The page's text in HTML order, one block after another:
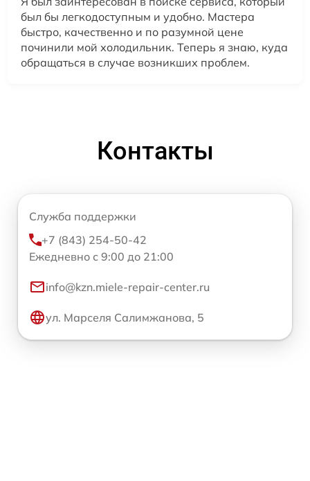
был бы легкодоступным и удобно. Мастера
быстро, качественно и по разумной цене
починили мой холодильник. Теперь я знаю, куда
обращаться в случае возникших проблем.
Контакты
Служба поддержки
+7 (843) 254-50-42
Ежедневно с 9:00 до 21:00
info@kzn.miele-repair-center.ru
ул. Марселя Салимжанова, 5